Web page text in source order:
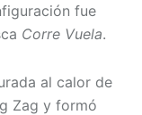
fue
Corre Vuela.
al calor de
Zag y formó